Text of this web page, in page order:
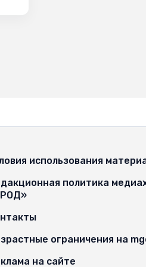
использования
политика
ограничения на
на сайте